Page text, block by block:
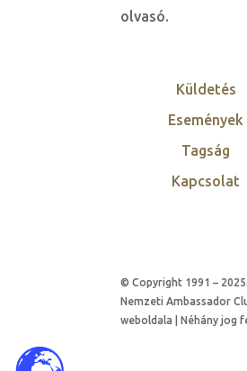
olvasó.
Küldetés
Események
Tagság
Kapcsolat
© Copyright 1991 – 2025.
Nemzeti Ambassador
weboldala | Néhány jog